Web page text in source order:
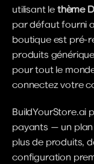
utilisant le thème
par défaut fourni
boutique est pré-
produits
pour tout le
connectez votre
BuildYourStore.ai
payants — un
plus de produits,
configuration